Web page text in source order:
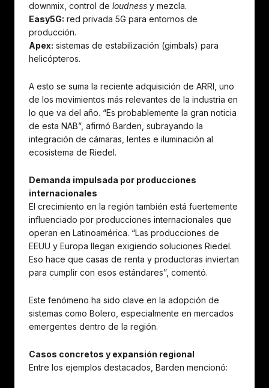
downmix, control de loudness y mezcla.
Easy5G: red privada 5G para entornos de
producción.
Apex: sistemas de estabilización (gimbals) para
helicópteros.
A esto se suma la reciente adquisición de ARRI, uno
de los movimientos más relevantes de la industria en
lo que va del año. “Es probablemente la gran noticia
de esta NAB”, afirmó Barden, subrayando la
integración de cámaras, lentes e iluminación al
ecosistema de Riedel.
Demanda impulsada por producciones
internacionales
El crecimiento en la región también está fuertemente
influenciado por producciones internacionales que
operan en Latinoamérica. “Las producciones de
EEUU y Europa llegan exigiendo soluciones Riedel.
Eso hace que casas de renta y productoras inviertan
para cumplir con esos estándares”, comentó.
Este fenómeno ha sido clave en la adopción de
sistemas como Bolero, especialmente en mercados
emergentes dentro de la región.
Casos concretos y expansión regional
Entre los ejemplos destacados, Barden mencionó: